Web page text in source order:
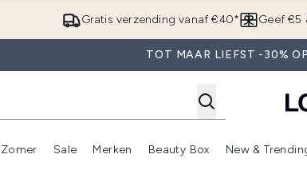
Gratis verzending vanaf €40* Geef €5
TOT MAAR LIEFST -30%
Zomer
Enter submenu (Zomer)
Sale
Enter submenu (Sale)
Merken
Enter submenu (Merken)
Beauty Box New &